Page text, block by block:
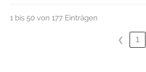
1 bis 50 von 177 Einträgen
❮ 1